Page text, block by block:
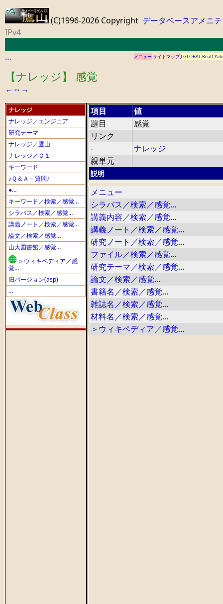
(C)1996-2026 Copyright データベースアメニ
IPv4
… メニューサイトマップJ-GLOBALReaD
【ナレッジ】 感覚
← ⇔ →
ナレッジ
ナレッジ／エンジニア
研究テーマ
ナレッジ／鷹山
ナレッジ／Ｃ１
キーワード
♪Ｑ＆Ａ－質問♪
●…
キーワード／検索／感覚…
シラバス／検索／感覚…
講義ノート／検索／感覚…
論文／検索／感覚…
山大図書館／感覚…
＞ウィキペディア／感
覚…
旧バージョン(asp)
…
項目
値
題目
感覚
リンク
-
ナレッジ
親単元
説明
メニュー
シラバス／検索／感覚…
講義内容／検索／感覚…
講義ノート／検索／感覚…
研究ノート／検索／感覚…
ファイル／検索／感覚…
研究テーマ／検索／感覚…
論文／検索／感覚…
書籍名／検索／感覚…
雑誌名／検索／感覚…
材料名／検索／感覚…
＞ウィキペディア／感覚…